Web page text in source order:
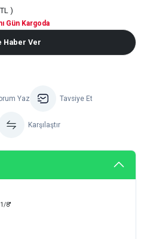
Gün Kargoda
)
Haber Ver
Yaz Tavsiye Et
Karşılaştır
8''